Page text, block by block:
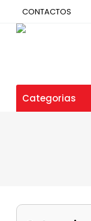
CONTACTOS
Categorias